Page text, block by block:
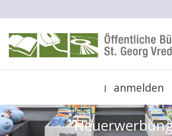
anmelden